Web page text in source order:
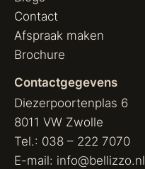
Contact
Afspraak maken
Brochure
Contactgegevens
Diezerpoortenplas 6
8011 VW Zwolle
Tel.: 038 – 222 7070
E-mail: info@bellizzo.nl